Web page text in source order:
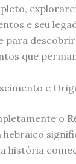
e seu
para
que
e
o
hebraico
história